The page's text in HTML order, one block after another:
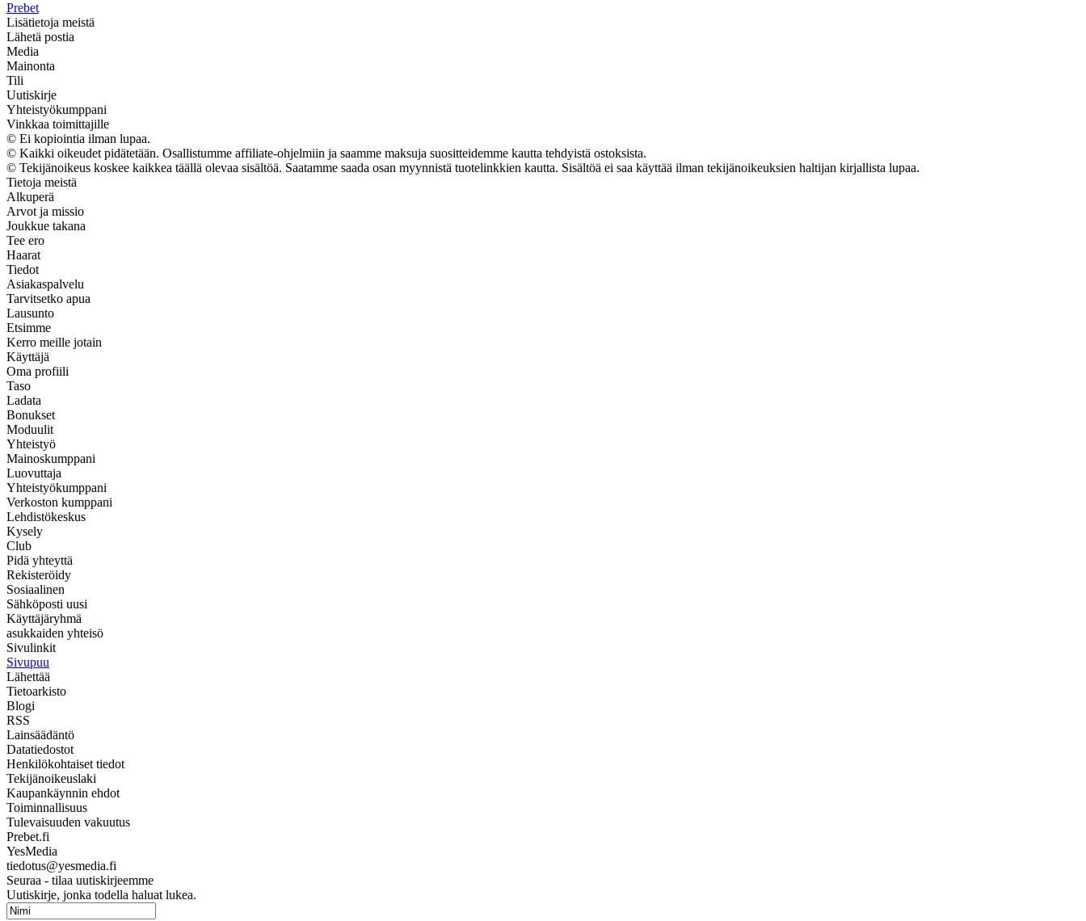
Prebet
Lisätietoja meistä
Lähetä postia
Media
Mainonta
Tili
Uutiskirje
Yhteistyökumppani
Vinkkaa toimittajille
© Ei kopiointia ilman lupaa.
© Kaikki oikeudet pidätetään. Osallistumme affiliate-ohjelmiin ja saamme maksuja suositteidemme kautta tehdyistä ostoksista.
© Tekijänoikeus koskee kaikkea täällä olevaa sisältöä. Saatamme saada osan myynnistä tuotelinkkien kautta. Sisältöä ei saa käyttää ilman tekijänoikeuksien haltijan kirjallista lupaa.
Tietoja meistä
Alkuperä
Arvot ja missio
Joukkue takana
Tee ero
Haarat
Tiedot
Asiakaspalvelu
Tarvitsetko apua
Lausunto
Etsimme
Kerro meille jotain
Käyttäjä
Oma profiili
Taso
Ladata
Bonukset
Moduulit
Yhteistyö
Mainoskumppani
Luovuttaja
Yhteistyökumppani
Verkoston kumppani
Lehdistökeskus
Kysely
Club
Pidä yhteyttä
Rekisteröidy
Sosiaalinen
Sähköposti uusi
Käyttäjäryhmä
asukkaiden yhteisö
Sivulinkit
Sivupuu
Lähettää
Tietoarkisto
Blogi
RSS
Lainsäädäntö
Datatiedostot
Henkilökohtaiset tiedot
Tekijänoikeuslaki
Kaupankäynnin ehdot
Toiminnallisuus
Tulevaisuuden vakuutus
Prebet.fi
YesMedia
tiedotus@yesmedia.fi
Seuraa - tilaa uutiskirjeemme
Uutiskirje, jonka todella haluat lukea.